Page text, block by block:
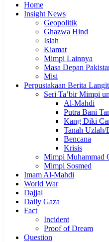
Home
Insight News
Geopolitik
Ghazwa Hind
Islah
Kiamat
Mimpi Lainnya
Masa Depan
Misi
Perpustakaan Berita Langit
Seri Ta’bir Mimpi
Al-Mahdi
Putra Bani
Kang Diki
Tanah Uzlah/
Bencana
Krisis
Mimpi Muhammad
Mimpi Sosmed
Imam Al-Mahdi
World War
Dajjal
Daily Gaza
Fact
Incident
Proof of Dream
Question